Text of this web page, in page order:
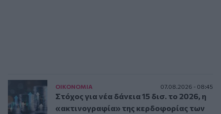
ΟΙΚΟΝΟΜΙΑ 07.08.2026 - 08:45
Στόχος για νέα δάνεια 15 δισ. το 2026, η
«ακτινογραφία» της κερδοφορίας των